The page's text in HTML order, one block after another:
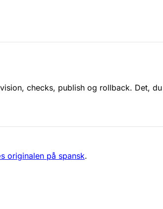
checks, publish og rollback. Det,
originalen på spansk.